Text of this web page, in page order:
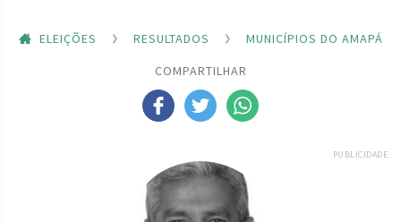
ELEIÇÕES RESULTADOS
MUNICÍPIOS DO AMAPÁ
COMPARTILHAR
PUBLICIDADE